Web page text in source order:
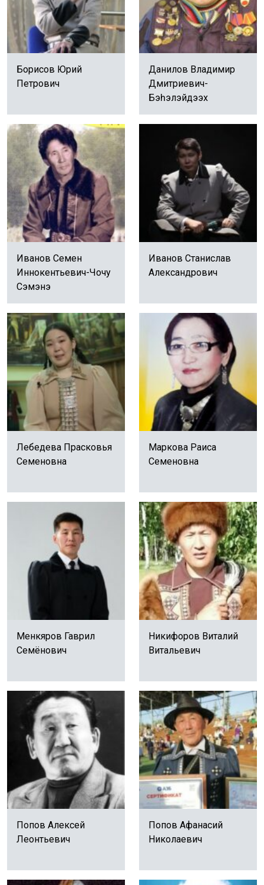
Борисов Юрий
Петрович
Данилов Владимир
Дмитриевич-
Бэһэлэйдээх
Иванов Семен
Иннокентьевич-Чочу
Сэмэнэ
Иванов Станислав
Александрович
Лебедева Прасковья
Семеновна
Маркова Раиса
Семеновна
Менкяров Гаврил
Семёнович
Никифоров Виталий
Витальевич
Попов Алексей
Леонтьевич
Попов Афанасий
Николаевич